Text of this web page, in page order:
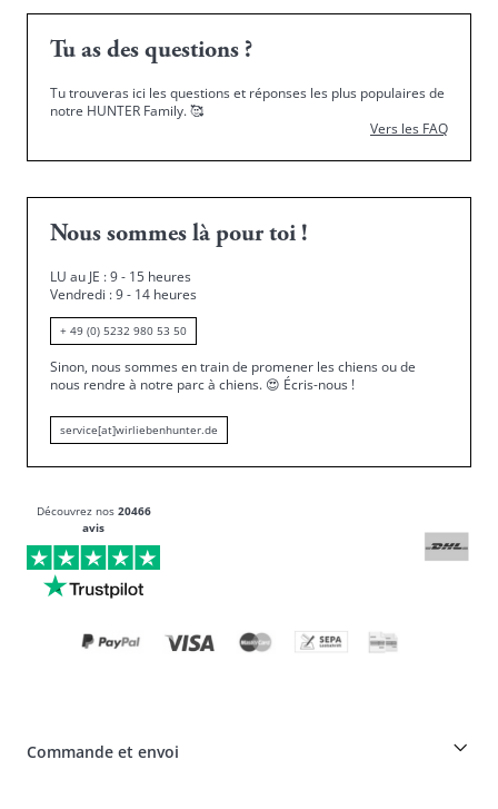
Tu as des questions ?
Tu trouveras ici les questions et réponses les plus populaires de
notre HUNTER Family.🥰
Vers les FAQ
Nous sommes là pour toi !
LU au JE : 9 - 15 heures
Vendredi : 9 - 14 heures
+ 49 (0) 5232 980 53 50
Sinon, nous sommes en train de promener les chiens ou de
nous rendre à notre parc à chiens. 😍 Écris-nous !
service[at]wirliebenhunter.de
Découvrez nos 20466
avis
Commande et envoi